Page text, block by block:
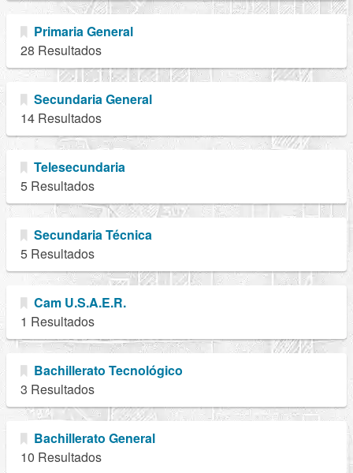
Primaria General
28 Resultados
Secundaria General
14 Resultados
Telesecundaria
5 Resultados
Secundaria Técnica
5 Resultados
Cam U.S.A.E.R.
1 Resultados
Bachillerato Tecnológico
3 Resultados
Bachillerato General
10 Resultados